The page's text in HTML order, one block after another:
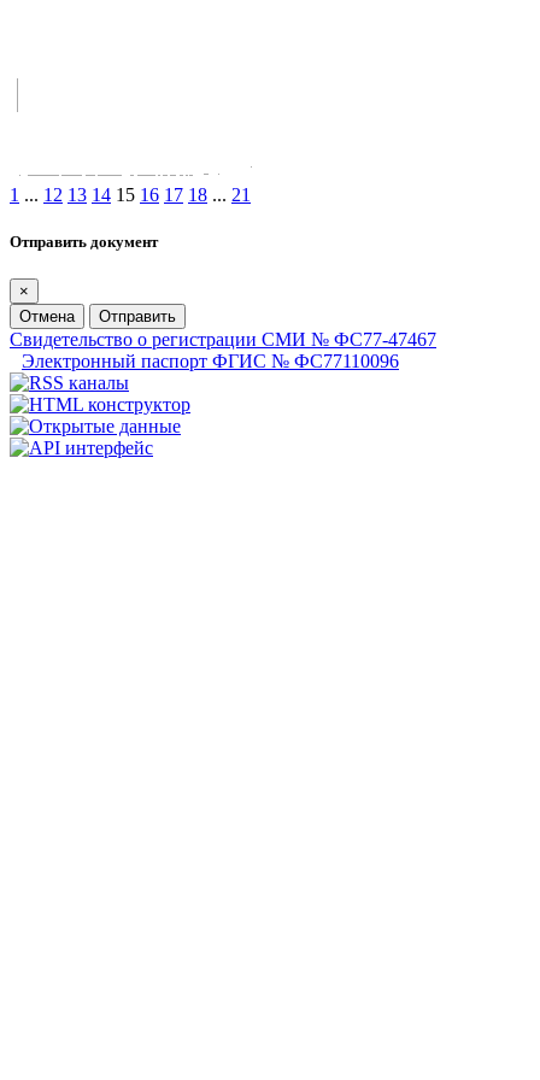
1 ... 12 13 14 15 16 17 18 ... 21
Отправить документ
×
Отмена
Отправить
Свидетельство о регистрации СМИ № ФС77-47467
Электронный паспорт ФГИС № ФС77110096